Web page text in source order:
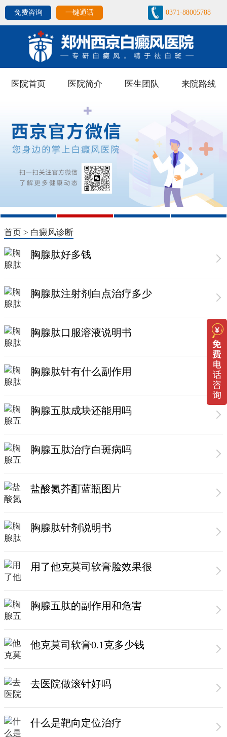
免费咨询 一键通话 0371-88005788
医院首页 医院简介 医生团队 来院路线
1 2 3 4
首页 > 白癜风诊断
胸腺肽好多钱
胸腺肽注射剂白点治疗多少
胸腺肽口服溶液说明书
胸腺肽针有什么副作用
胸腺五肽成块还能用吗
胸腺五肽治疗白斑病吗
盐酸氮芥酊蓝瓶图片
胸腺肽针剂说明书
用了他克莫司软膏脸效果很
胸腺五肽的副作用和危害
他克莫司软膏0.1克多少钱
去医院做滚针好吗
什么是靶向定位治疗